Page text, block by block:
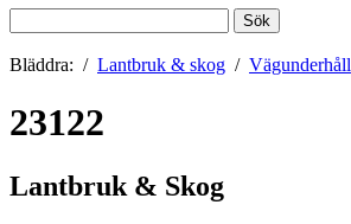
efter:
Bläddra:
Lantbruk & skog Vägunderhåll
23122
Lantbruk & Skog